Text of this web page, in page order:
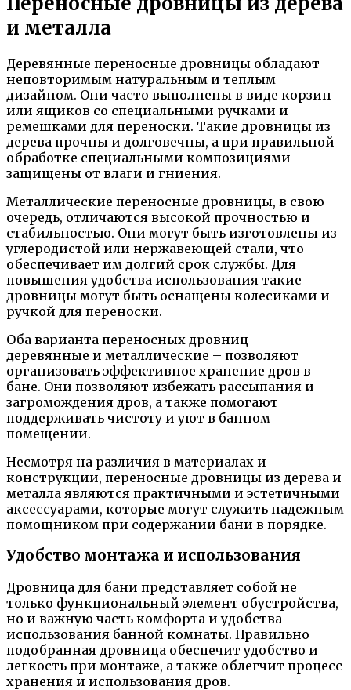
и металла
Деревянные переносные дровницы обладают
неповторимым натуральным и теплым
дизайном. Они часто выполнены в виде корзин
или ящиков со специальными ручками и
ремешками для переноски. Такие дровницы из
дерева прочны и долговечны, а при правильной
обработке специальными композициями –
защищены от влаги и гниения.
Металлические переносные дровницы, в свою
очередь, отличаются высокой прочностью и
стабильностью. Они могут быть изготовлены из
углеродистой или нержавеющей стали, что
обеспечивает им долгий срок службы. Для
повышения удобства использования такие
дровницы могут быть оснащены колесиками и
ручкой для переноски.
Оба варианта переносных дровниц –
деревянные и металлические – позволяют
организовать эффективное хранение дров в
бане. Они позволяют избежать рассыпания и
загромождения дров, а также помогают
поддерживать чистоту и уют в банном
помещении.
Несмотря на различия в материалах и
конструкции, переносные дровницы из дерева и
металла являются практичными и эстетичными
аксессуарами, которые могут служить надежным
помощником при содержании бани в порядке.
Удобство монтажа и использования
Дровница для бани представляет собой не
только функциональный элемент обустройства,
но и важную часть комфорта и удобства
использования банной комнаты. Правильно
подобранная дровница обеспечит удобство и
легкость при монтаже, а также облегчит процесс
хранения и использования дров.